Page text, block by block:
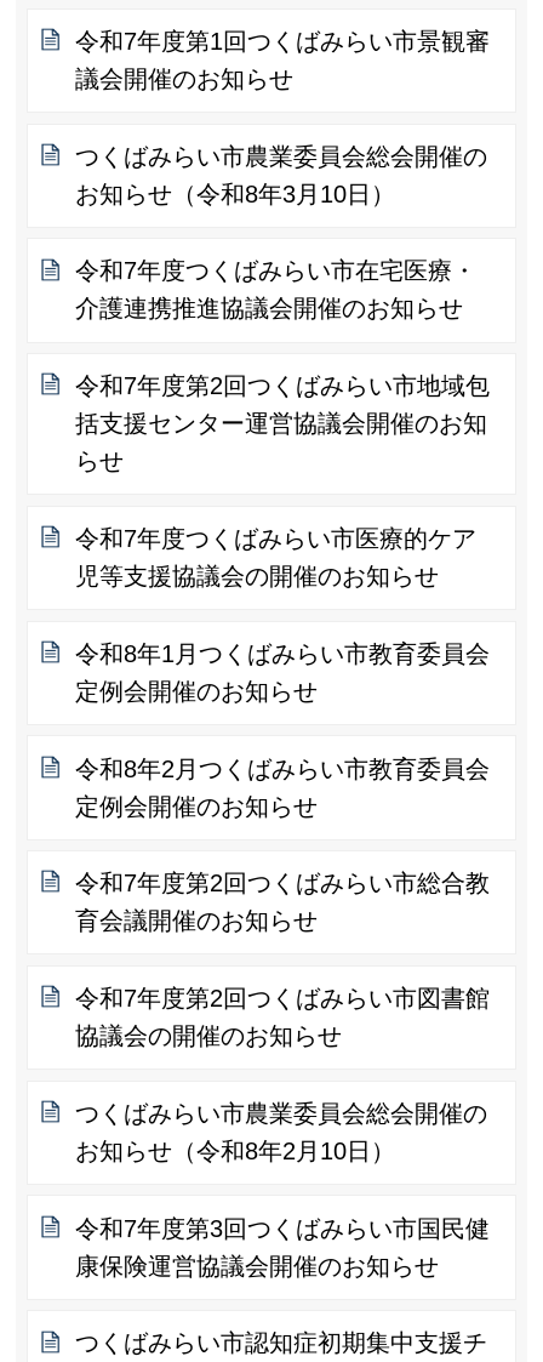
令和7年度第1回つくばみらい市景観審
議会開催のお知らせ
つくばみらい市農業委員会総会開催の
お知らせ（令和8年3月10日）
令和7年度つくばみらい市在宅医療・
介護連携推進協議会開催のお知らせ
令和7年度第2回つくばみらい市地域包
括支援センター運営協議会開催のお知
らせ
令和7年度つくばみらい市医療的ケア
児等支援協議会の開催のお知らせ
令和8年1月つくばみらい市教育委員会
定例会開催のお知らせ
令和8年2月つくばみらい市教育委員会
定例会開催のお知らせ
令和7年度第2回つくばみらい市総合教
育会議開催のお知らせ
令和7年度第2回つくばみらい市図書館
協議会の開催のお知らせ
つくばみらい市農業委員会総会開催の
お知らせ（令和8年2月10日）
令和7年度第3回つくばみらい市国民健
康保険運営協議会開催のお知らせ
つくばみらい市認知症初期集中支援チ